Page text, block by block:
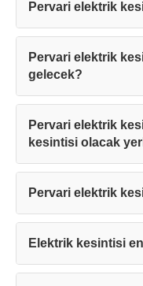
Pervari elektrik
Pervari elektrik
gelecek?
Pervari elektrik
kesintisi olacak
Pervari elektrik
Elektrik kesintisi